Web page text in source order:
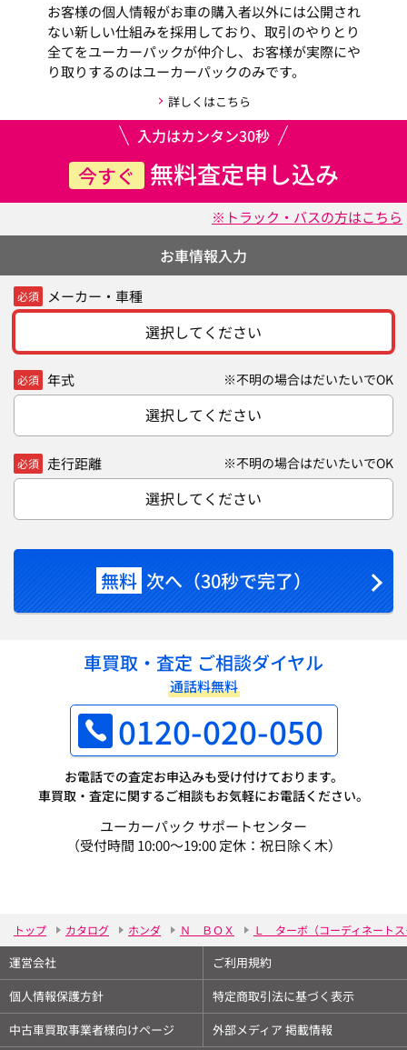
お客様の個人情報がお車の購入者以外には公開され
ない新しい仕組みを採用しており、取引のやりとり
全てをユーカーパックが仲介し、お客様が実際にや
り取りするのはユーカーパックのみです。
詳しくはこちら
入力はカンタン30秒
今すぐ 無料査定申し込み
※トラック・バスの方はこちら
お車情報入力
必須 メーカー・車種
選択してください
必須 年式 ※不明の場合はだいたいでOK
選択してください
必須 走行距離 ※不明の場合はだいたいでOK
選択してください
無料 次へ（30秒で完了）
車買取・査定 ご相談ダイヤル
通話料無料
0120-020-050
お電話での査定お申込みも受け付けております。
車買取・査定に関するご相談もお気軽にお電話ください。
ユーカーパック サポートセンター
（受付時間 10:00～19:00 定休：祝日除く木）
トップ カタログ ホンダ Ｎ ＢＯＸ Ｌ ターボ（コーディネート
運営会社
ご利用規約
個人情報保護方針
特定商取引法に基づく表示
中古車買取事業者様向けページ
外部メディア 掲載情報